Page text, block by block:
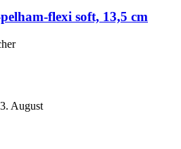
​flexi soft, 13,5 cm
August